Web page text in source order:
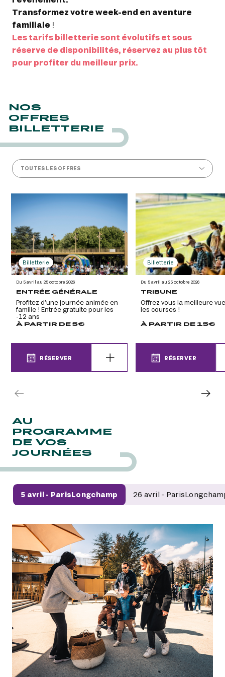
Transformez votre week-end en aventure
familiale !
Les tarifs billetterie sont évolutifs et sous
réserve de disponibilités, réservez au plus tôt
pour profiter du meilleur prix.
NOS
OFFRES
BILLETTERIE
TOUTES LES OFFRES
Billetterie
Du 5 avril au 25 octobre 2026
ENTRÉE GÉNÉRALE
Profitez d’une journée animée en
famille ! Entrée gratuite pour les
-12 ans
À PARTIR DE 5€
RÉSERVER
Billetterie
Du 5 avril au 25 octobre 2026
TRIBUNE
Offrez vous la meilleure
les courses !
À PARTIR DE 15€
RÉSERVER
AU
PROGRAMME
DE VOS
JOURNÉES
5 avril - ParisLongchamp 26 avril -